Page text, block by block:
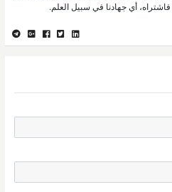
أي جهادنا في سبيل العلم.